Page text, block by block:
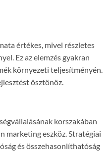
értékes, mivel részletes
Ez az elemzés gyakran
környezeti teljesítményén.
ösztönöz.
korszakában
marketing eszköz. Stratégiai
és összehasonlíthatóság